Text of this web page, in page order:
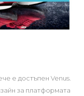
е достъпен Venus.
за платформата